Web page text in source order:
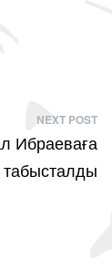
NEXT POST
Ибраеваға
табысталды